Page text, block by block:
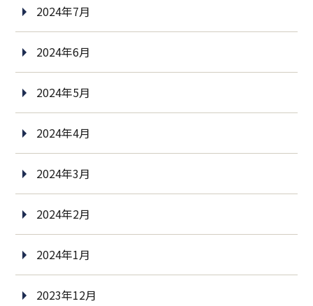
2024年7月
2024年6月
2024年5月
2024年4月
2024年3月
2024年2月
2024年1月
2023年12月